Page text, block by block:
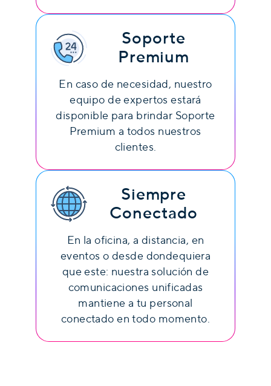
Soporte
Premium
En caso de necesidad, nuestro
equipo de expertos estará
disponible para brindar Soporte
Premium a todos nuestros
clientes.
Siempre
Conectado
En la oficina, a distancia, en
eventos o desde dondequiera
que este: nuestra solución de
comunicaciones unificadas
mantiene a tu personal
conectado en todo momento.